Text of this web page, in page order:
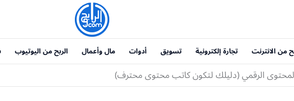
من الانترنت تجارة إلكترونية تسويق أدوات مال وأعمال الربح من اليوتيوب
الرقمي (دليلك لتكون كاتب محتوى محترف)